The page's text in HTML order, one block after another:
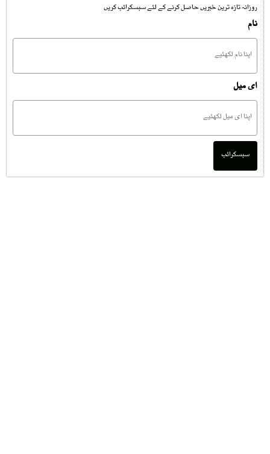
روزانہ تازہ ترین خبریں حاصل کرنے کے لئے سبسکرائب کریں
نام
ای میل
سبسکرائب